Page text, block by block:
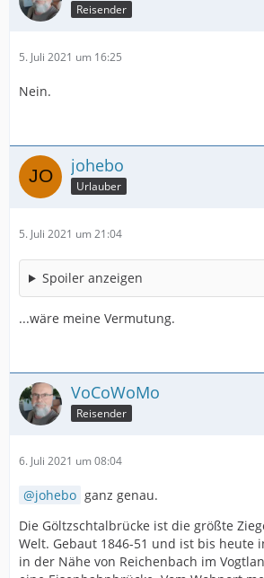
Reisender
5. Juli 2021 um 16:25
Nein.
johebo
Urlauber
5. Juli 2021 um 21:04
Spoiler anzeigen
...wäre meine Vermutung.
VoCoWoMo
Reisender
6. Juli 2021 um 08:04
johebo ganz genau.
Die Göltzschtalbrücke ist die größte
Welt. Gebaut 1846-51 und ist bis heute
in der Nähe von Reichenbach im